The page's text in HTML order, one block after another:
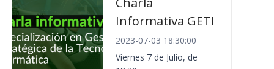
Informativa GETI
2023-07-03 18:30:00
Viernes 7 de Julio, de